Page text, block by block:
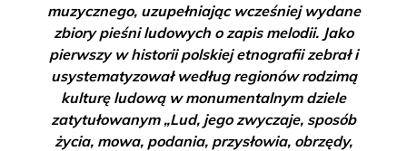
muzycznego, uzupełniając wcześniej wydane
zbiory pieśni ludowych o zapis melodii. Jako
pierwszy w historii polskiej etnografii zebrał i
usystematyzował według regionów rodzimą
kulturę ludową w monumentalnym dziele
zatytułowanym „Lud, jego zwyczaje, sposób
życia, mowa, podania, przysłowia, obrzędy,